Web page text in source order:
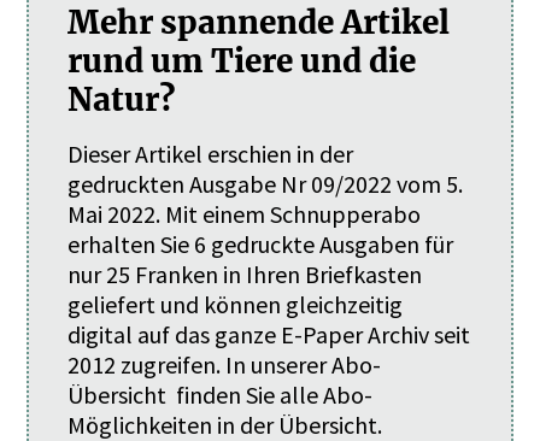
Mehr spannende Artikel
rund um Tiere und die
Natur?
Dieser Artikel erschien in der
gedruckten Ausgabe Nr 09/2022 vom 5.
Mai 2022. Mit einemSchnupperabo
erhalten Sie 6 gedruckte Ausgaben für
nur 25 Franken in Ihren Briefkasten
geliefert und können gleichzeitig
digital auf das ganze E-Paper Archiv seit
2012 zugreifen. In unsererAbo-
Übersicht finden Sie alle Abo-
Möglichkeiten in der Übersicht.